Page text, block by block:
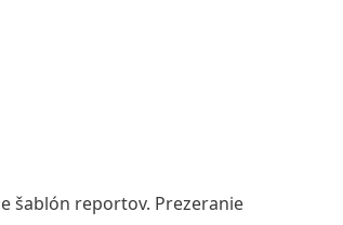
šablón reportov. Prezeranie